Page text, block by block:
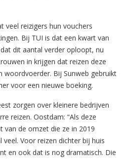
veel reizigers hun vouchers
Bij TUI is dat een kwart van
dit aantal verder oploopt, nu
in krijgen dat reizen deze
woordvoerder. Bij Sunweb gebruikt
voor een nieuwe boeking.
zorgen over kleinere bedrijven
reizen. Oostdam: “Als deze
de omzet die ze in 2019
Voor reizen dichter bij huis
en ook dat is nog dramatisch. Die